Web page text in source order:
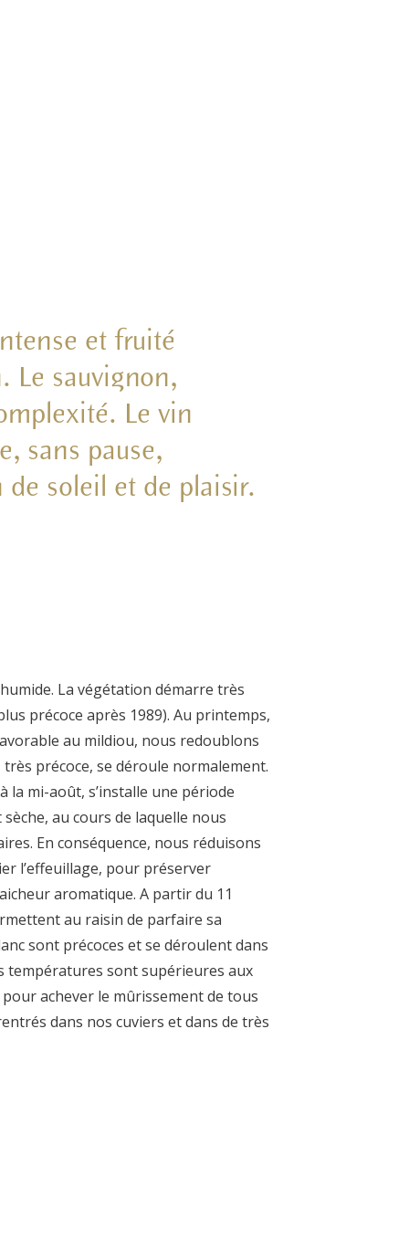
et fruité
Le sauvignon,
Le vin
sans pause,
de soleil et de plaisir.
La végétation démarre très
précoce après 1989). Au printemps,
au mildiou, nous redoublons
précoce, se déroule normalement.
la mi-août, s’installe une période
au cours de laquelle nous
En conséquence, nous réduisons
l’effeuillage, pour préserver
aromatique. A partir du 11
au raisin de parfaire sa
sont précoces et se déroulent dans
températures sont supérieures aux
achever le mûrissement de tous
dans nos cuviers et dans de très